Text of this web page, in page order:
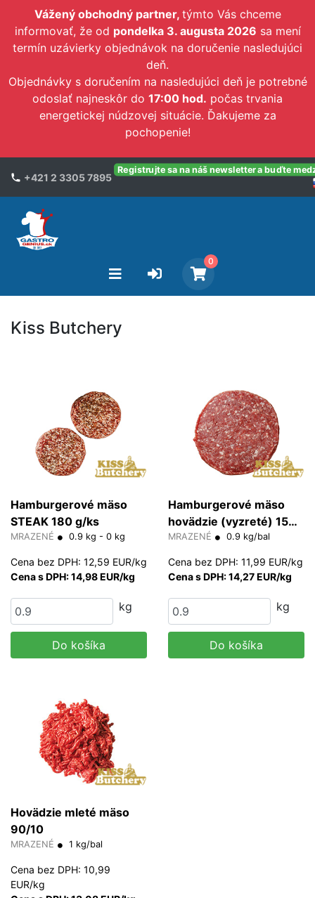
Vážený obchodný partner, týmto Vás chceme
informovať, že od pondelka 3. augusta 2026 sa mení
termín uzávierky objednávok na doručenie nasledujúci
deň.
Objednávky s doručením na nasledujúci deň je potrebné
odoslať najneskôr do 17:00 hod. počas trvania
energetickej núdzovej situácie. Ďakujeme za
pochopenie!
+421 2 3305 7895
Registrujte sa na náš newsletter a buďte
0
Kiss Butchery
Hamburgerové mäso
STEAK 180 g/ks
MRAZENÉ 0.9 kg - 0 kg
Cena bez DPH: 12,59 EUR/kg
Cena s DPH: 14,98 EUR/kg
kg
Do košíka
Hamburgerové mäso
hovädzie (vyzreté) 150
g/ks
MRAZENÉ 0.9 kg/bal
Cena bez DPH: 11,99 EUR/kg
Cena s DPH: 14,27 EUR/kg
kg
Do košíka
Hovädzie mleté mäso
90/10
MRAZENÉ 1 kg/bal
Cena bez DPH: 10,99
EUR/kg